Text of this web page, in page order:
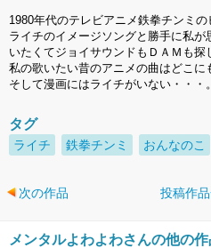
1980年代のテレビアニメ鉄拳チンミの
ライチのイメージソングと勝手に私
いたくてジョイサウンドもＤＡＭも
私の歌いたい昔のアニメの曲はどこに
そして漫画にはライチがいない・・・。
タグ
ライチ 鉄拳チンミ おんなのこ
次の作品 投稿作
メンタルよわよわさんの他の作